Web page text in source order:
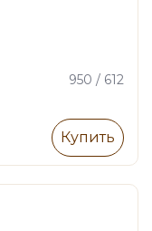
950 / 612
Купить